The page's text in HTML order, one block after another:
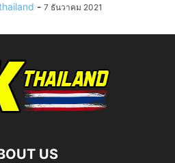
- 7 ธันวาคม 2021
US